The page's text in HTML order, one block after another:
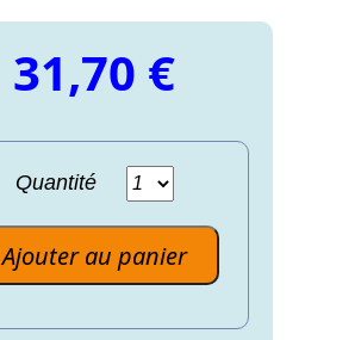
31,70 €
Quantité
Ajouter au panier